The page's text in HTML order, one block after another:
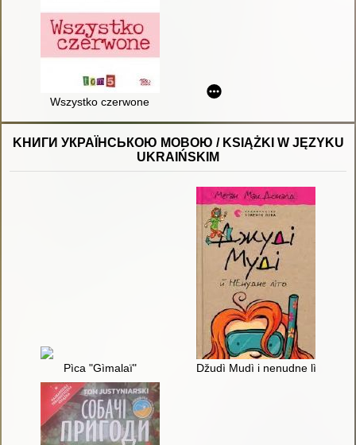
Wszystko czerwone
KНИГИ УКРАЇНСЬКОЮ МОВОЮ / KSIĄŻKI W JĘZYKU
UKRAIŃSKIM
Pìca "Gìmalaï" Džudì Mudì i nenudne lìto